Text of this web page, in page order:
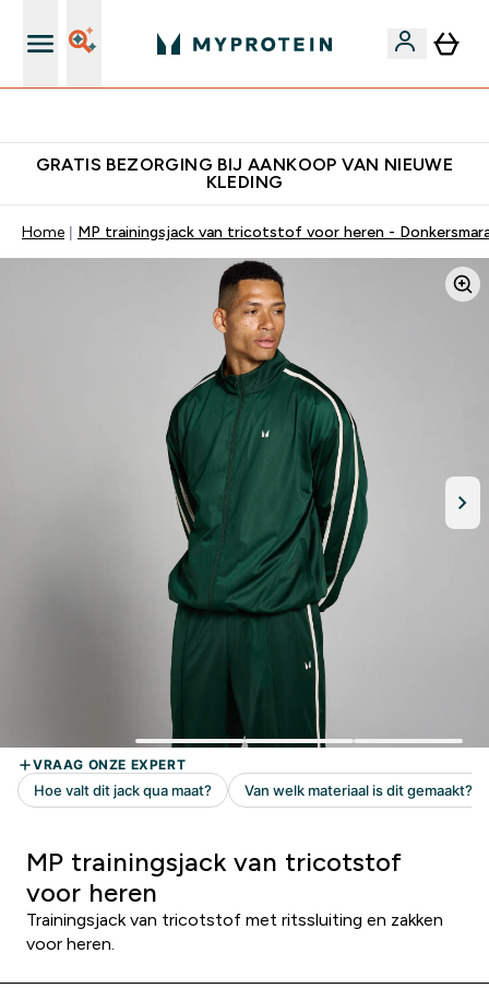
GRATIS BEZORGING BIJ AANKOOP VAN NIEUWE
KLEDING
Home MP trainingsjack van tricotstof voor heren -
MP trainingsjack van tricotstof
voor heren
Trainingsjack van tricotstof met ritssluiting en zakken
voor heren.